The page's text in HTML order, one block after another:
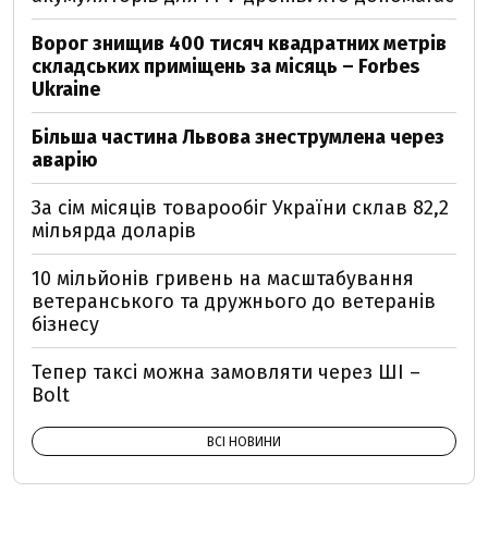
Ворог знищив 400 тисяч квадратних метрів
складських приміщень за місяць – Forbes
Ukraine
Більша частина Львова знеструмлена через
аварію
За сім місяців товарообіг України склав 82,2
мільярда доларів
10 мільйонів гривень на масштабування
ветеранського та дружнього до ветеранів
бізнесу
Тепер таксі можна замовляти через ШІ –
Bolt
ВСІ НОВИНИ